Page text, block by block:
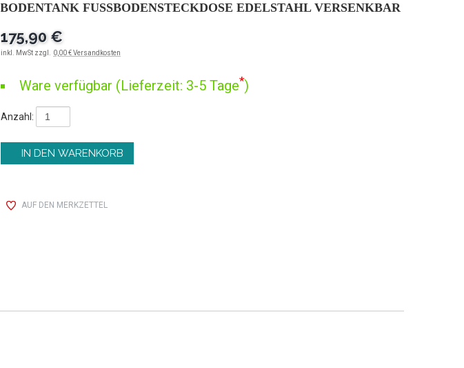
BODENTANK FUSSBODENSTECKDOSE EDELSTAHL VERSENKBAR
175,90 €
inkl. MwSt zzgl. 0,00 € Versandkosten
Ware verfügbar (Lieferzeit: 3-5 Tage*)
Anzahl:
AUF DEN MERKZETTEL